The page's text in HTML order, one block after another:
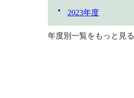
2023年度
年度別一覧をもっと見る